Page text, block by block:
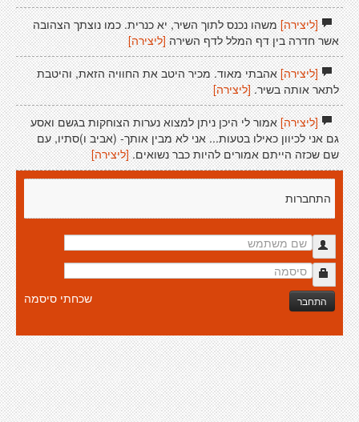
[ליצירה]משהו נכנס לתוך השיר, יא כנרית. כמו נוצתך הצהובה
אשר חדרה בין דף המלל לדף השירה [ליצירה]
[ליצירה]אהבתי מאוד. מכיר היטב את החוויה הזאת, והיטבת
לתאר אותה בשיר. [ליצירה]
[ליצירה]אמור לי היכן ניתן למצוא נערות הצוחקות בגשם ואסע
גם אני לכיוון כאילו בטעות... אני לא מבין אותך- (אביב ו)סתיו, עם
שם שכזה הייתם אמורים להיות כבר נשואים. [ליצירה]
התחברות
התחבר שכחתי סיסמה